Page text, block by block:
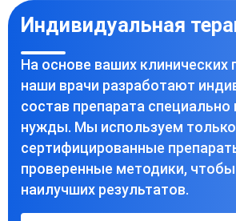
Индивидуальная
На основе ваших клинических
наши врачи разработают
состав препарата
нужды. Мы используем только
сертифицированные
проверенные методики,
наилучших результатов.